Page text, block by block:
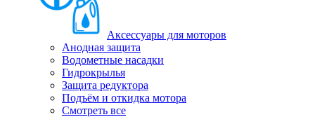
Аксессуары для моторов
Анодная защита
Водометные насадки
Гидрокрылья
Защита редуктора
Подъём и откидка мотора
Смотреть все